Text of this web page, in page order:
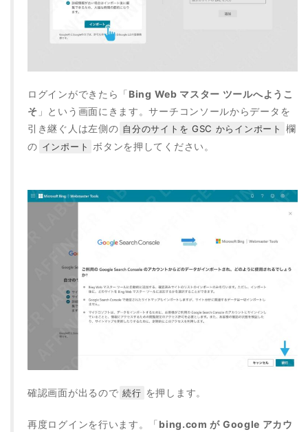
ログインができたら「Bing Web マスター ツールへようこ
そ 」という画面にきます。サーチコンソールからデータを
引き継ぐ人は左側の 自分のサイトを GSC からインポート
欄
の インポート ボタンを押してください。
確認画面が出るので 続行 を押します。
再度ログインを行います。「bing.com が Google アカウ